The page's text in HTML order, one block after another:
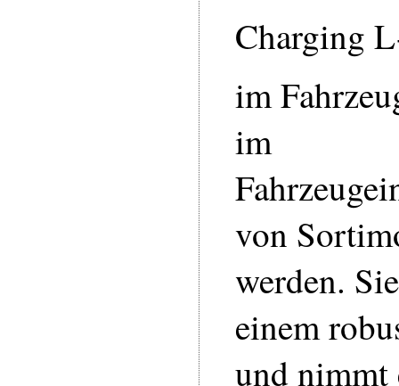
Charging
im
im
von
werden.
einem
und